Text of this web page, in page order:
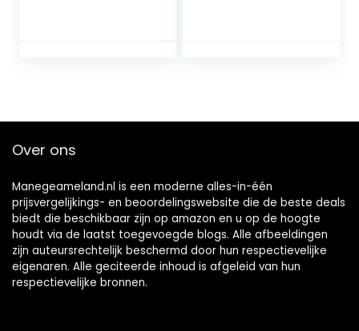
zwemmerventiel
Over ons
Manegeameland.nl is een moderne alles-in-één
prijsvergelijkings- en beoordelingswebsite die de beste deals
biedt die beschikbaar zijn op amazon en u op de hoogte
houdt via de laatst toegevoegde blogs. Alle afbeeldingen
zijn auteursrechtelijk beschermd door hun respectievelijke
eigenaren. Alle geciteerde inhoud is afgeleid van hun
respectievelijke bronnen.